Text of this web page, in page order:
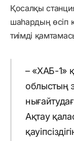
Қосалқы
шаһардың өсіп
тиімді
– «ХАБ-1»
облыстың
Ақтау